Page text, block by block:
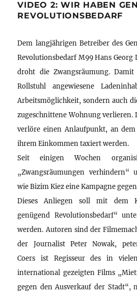
VIDEO 2: WIR HABEN
REVOLUTIONSBEDARF
Dem langjährigen Betreiber des
Revolutionsbedarf M99 Hans Georg
droht die Zwangsräumung.
Rollstuhl angewiesene
Arbeitsmöglichkeit, sondern auch
zugeschnittene Wohnung verlieren.
verlöre einen Anlaufpunkt, an
ihrem Einkommen taxiert werden.
Seit einigen Wochen
„Zwangsräumungen verhindern“
wie Bizim Kiez eine Kampagne
Dieses Anliegen soll mit dem
genügend Revolutionsbedarf“
werden. Autoren sind der
der Journalist Peter Nowak,
Coers ist Regisseur des in
international gezeigten Films
gegen den Ausverkauf der Stadt“,